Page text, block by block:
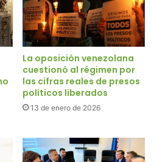
La oposición venezolana
cuestionó al régimen por
las cifras reales de presos
políticos liberados
13 de enero de 2026